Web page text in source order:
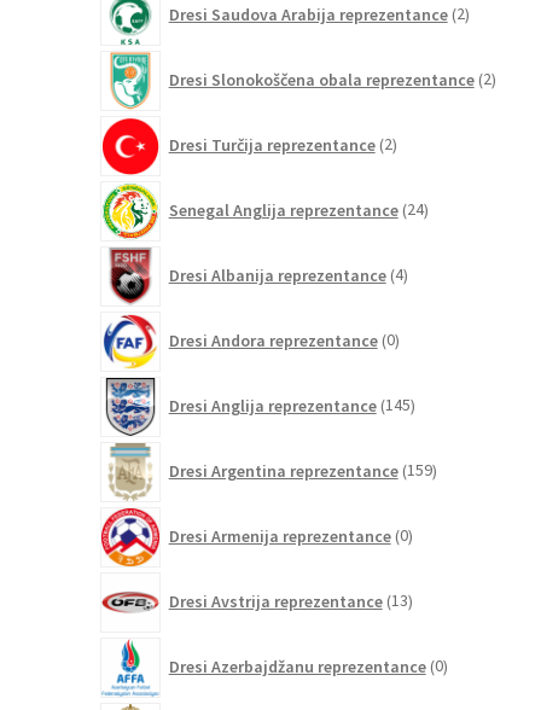
Dresi Saudova Arabija reprezentance 2izdelka
Dresi Slonokoščena obala reprezentance 2izdelka
Dresi Turčija reprezentance 2izdelka
Senegal Anglija reprezentance 24izdelkov
Dresi Albanija reprezentance 4izdelki
Dresi Andora reprezentance 0izdelkov
Dresi Anglija reprezentance 145izdelkov
Dresi Argentina reprezentance 159izdelkov
Dresi Armenija reprezentance 0izdelkov
Dresi Avstrija reprezentance 13izdelkov
Dresi Azerbajdžanu reprezentance 0izdelkov